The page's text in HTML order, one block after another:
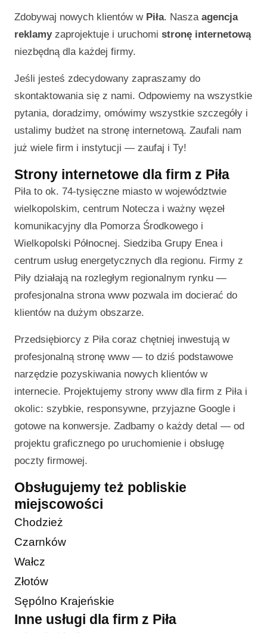
Zdobywaj nowych klientów w Piła. Nasza agencja
reklamyzaprojektuje i uruchomi stronę internetową
niezbędną dla każdej firmy.
Jeśli jesteś zdecydowany zapraszamy do
skontaktowania się z nami. Odpowiemy na wszystkie
pytania, doradzimy, omówimy wszystkie szczegóły i
ustalimy budżet na stronę internetową. Zaufali nam
już wiele firm i instytucji — zaufaj i Ty!
Strony internetowe dla firm z Piła
Piła to ok. 74-tysięczne miasto w województwie
wielkopolskim, centrum Notecza i ważny węzeł
komunikacyjny dla Pomorza Środkowego i
Wielkopolski Północnej. Siedziba Grupy Enea i
centrum usług energetycznych dla regionu. Firmy z
Piły działają na rozległym regionalnym rynku —
profesjonalna strona www pozwala im docierać do
klientów na dużym obszarze.
Przedsiębiorcy z Piła coraz chętniej inwestują w
profesjonalną stronę www — to dziś podstawowe
narzędzie pozyskiwania nowych klientów w
internecie. Projektujemy strony www dla firm z Piła i
okolic: szybkie, responsywne, przyjazne Google i
gotowe na konwersje. Zadbamy o każdy detal — od
projektu graficznego po uruchomienie i obsługę
poczty firmowej.
Obsługujemy też pobliskie
miejscowości
Chodzież
Czarnków
Wałcz
Złotów
Sępólno Krajeńskie
Inne usługi dla firm z Piła